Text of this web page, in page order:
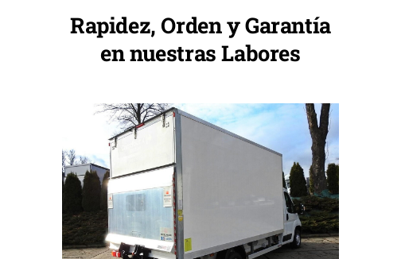
Rapidez, Orden y Garantía
en nuestras Labores